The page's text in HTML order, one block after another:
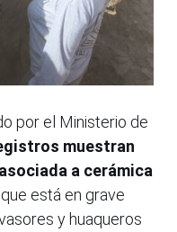
por el Ministerio de
muestran
a cerámica
está en grave
y huaqueros